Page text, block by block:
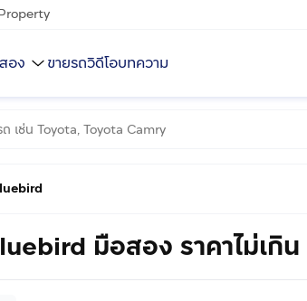
อง ขายรถวิดีโอบทความ
มือสอง ราคาไม่เ